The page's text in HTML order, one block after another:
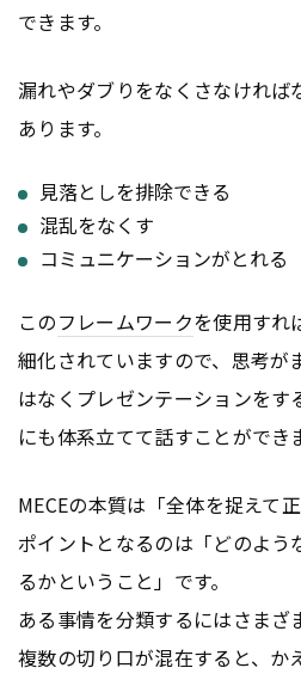
できます。
漏れやダブりをなくさなければ
あります。
見落としを排除できる
混乱をなくす
コミュニケーションがとれる
このフレームワークを使用すれ
細化されていますので、思考が
はなくプレゼンテーションを
にも体系立てて話すことができ
MECEの本質は「全体を捉えて
ポイントとなるのは「どのよう
るかということ」です。
ある事情を分類するにはさまざ
複数の切り口が混在すると、か